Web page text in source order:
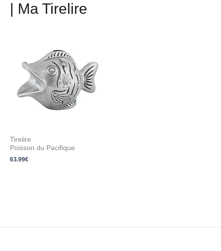
| Ma Tirelire
Tirelire
Poisson du Pacifique
63.99€